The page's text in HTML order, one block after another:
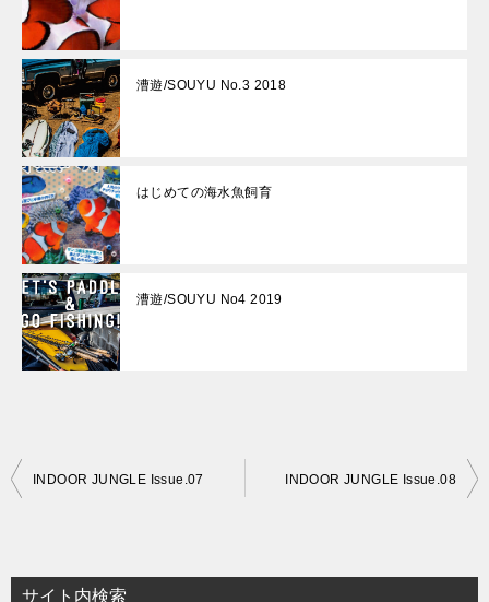
漕遊/SOUYU No.3 2018
はじめての海水魚飼育
漕遊/SOUYU No4 2019
投
ビ
INDOOR JUNGLE Issue.07 INDOOR JUNGLE Issue.08
サイト内検索